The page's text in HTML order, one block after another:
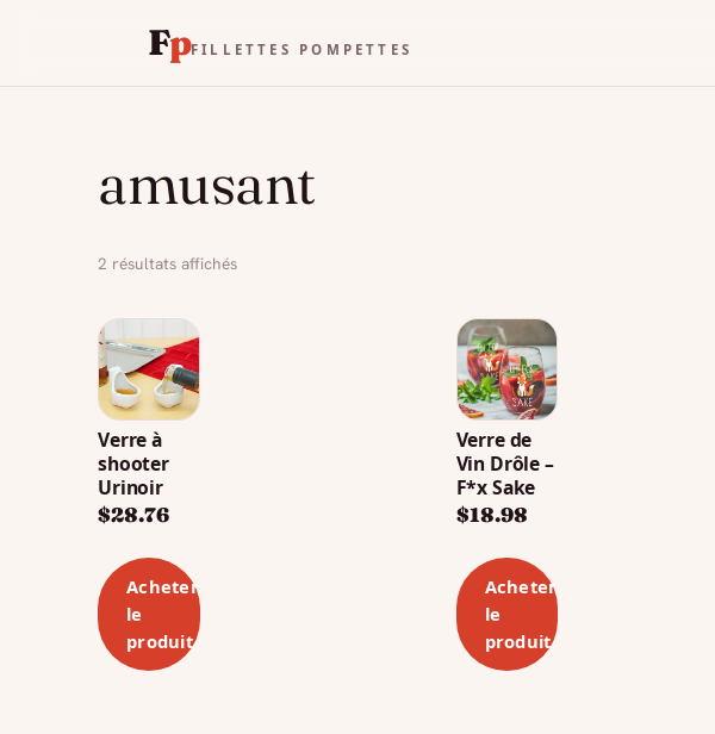
FpFILLETTES POMPETTES
amusant
2 résultats affichésTrié
Verre à
shooter
Urinoir
$28.76
Acheter
le
produit
Verre de
Vin Drôle –
F*x Sake
$18.98
Acheter
le
produit